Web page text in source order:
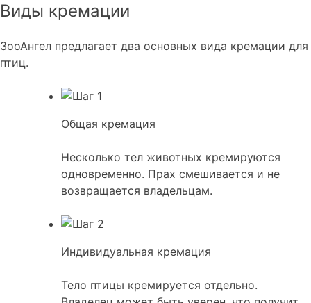
Виды кремации
ЗооАнгел предлагает два основных вида кремации для
птиц.
Общая кремация
Несколько тел животных кремируются
одновременно. Прах смешивается и не
возвращается владельцам.
Индивидуальная кремация
Тело птицы кремируется отдельно.